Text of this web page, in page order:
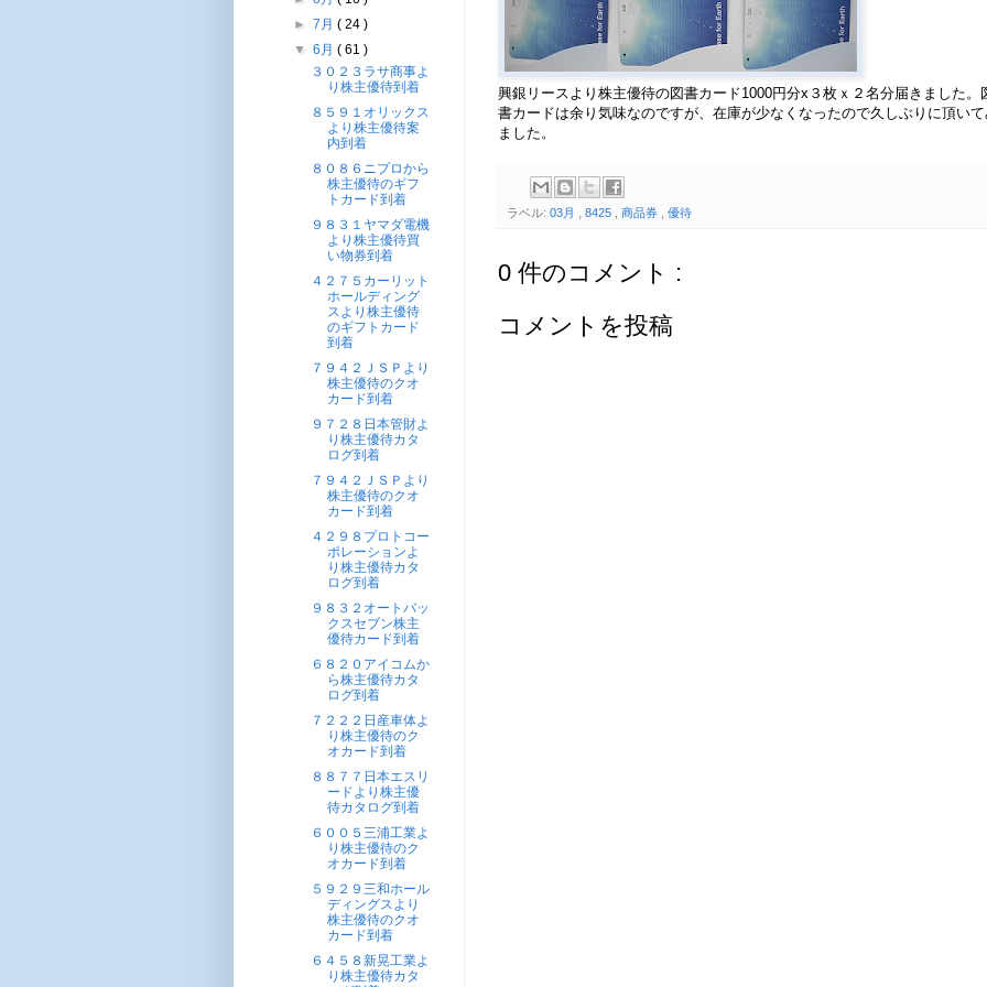
興銀リースより株主優待の図書カード1000円分x３枚ｘ２名分届きました。
書カードは余り気味なのですが、在庫が少なくなったので久しぶりに頂い
ました。
ラベル: 03月 , 8425 , 商品券 , 優待
0 件のコメント :
コメントを投稿
►7月( 24 )
▼6月( 61 )
３０２３ラサ商事よ
り株主優待到着
８５９１オリックス
より株主優待案
内到着
８０８６ニプロから
株主優待のギフ
トカード到着
９８３１ヤマダ電機
より株主優待買
い物券到着
４２７５カーリット
ホールディング
スより株主優待
のギフトカード
到着
７９４２ＪＳＰより
株主優待のクオ
カード到着
９７２８日本管財よ
り株主優待カタ
ログ到着
７９４２ＪＳＰより
株主優待のクオ
カード到着
４２９８プロトコー
ポレーションよ
り株主優待カタ
ログ到着
９８３２オートバッ
クスセブン株主
優待カード到着
６８２０アイコムか
ら株主優待カタ
ログ到着
７２２２日産車体よ
り株主優待のク
オカード到着
８８７７日本エスリ
ードより株主優
待カタログ到着
６００５三浦工業よ
り株主優待のク
オカード到着
５９２９三和ホール
ディングスより
株主優待のクオ
カード到着
６４５８新晃工業よ
り株主優待カタ